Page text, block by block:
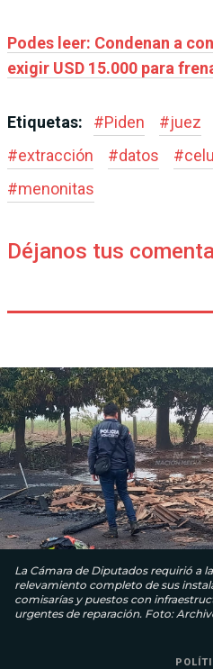
Podes leer: Condenan a
exigir USD 15.000 para
Etiquetas: #Piden #juez
#extracción #datos #
#menonitas
Déjanos tus
La Cámara de Diputados requirió a
relevamiento completo de sus
comisarías y puestos con
urgentes de reparación. Foto: